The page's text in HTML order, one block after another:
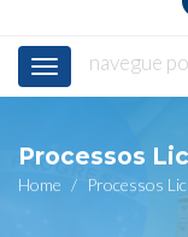
Menunavegue
Processos
Home Processos